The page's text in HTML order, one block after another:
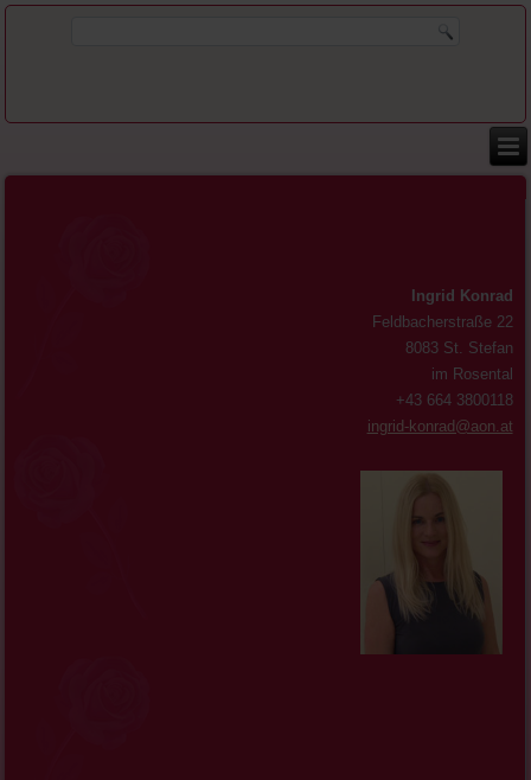
Ingrid Konrad
Feldbacherstraße 22
8083 St. Stefan
im Rosental
+43 664 3800118
ingrid-konrad@aon.at